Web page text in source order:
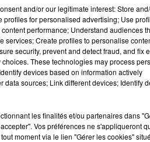
REIMS FERME
du centre-ville
est contraint de
and/or our legitimate interest: Store
for personalised advertising; Use
performance; Understand audiences
services; Create profiles to personalise
security, prevent and detect fraud, and fix
These technologies may process
devices based on information actively
sources; Link different devices; Identify
les finalités et/ou partenaires dans
Vos préférences ne s'appliqueront
moment via le lien "Gérer les cookies"